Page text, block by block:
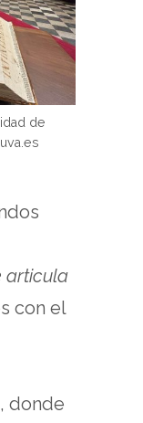
de
articula
con el
, donde